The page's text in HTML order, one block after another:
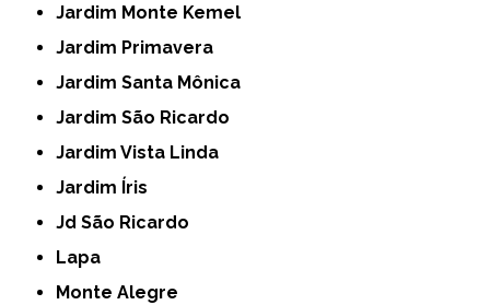
Jardim Monte Kemel
Jardim Primavera
Jardim Santa Mônica
Jardim São Ricardo
Jardim Vista Linda
Jardim Íris
Jd São Ricardo
Lapa
Monte Alegre